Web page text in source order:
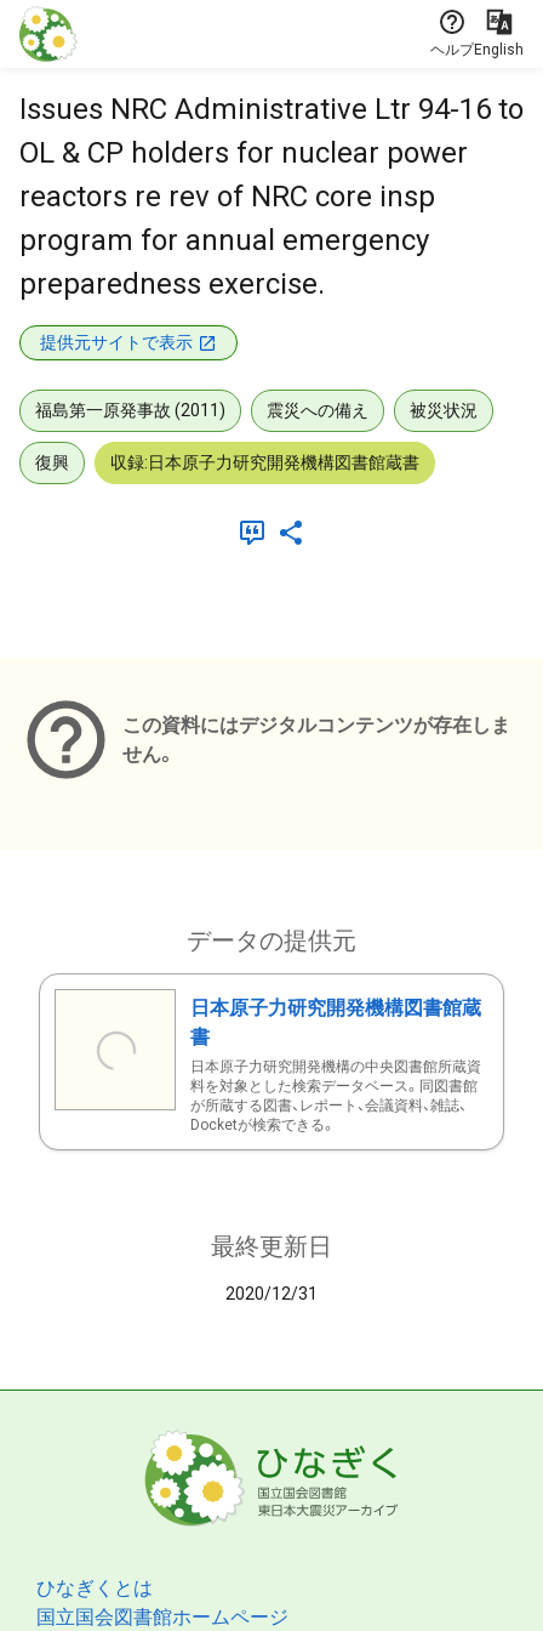
本文に飛ぶ
ヘルプEnglish
Issues NRC Administrative Ltr 94-16 to
OL & CP holders for nuclear power
reactors re rev of NRC core insp
program for annual emergency
preparedness exercise.
提供元サイトで表示
福島第一原発事故 (2011) 震災への備え 被災状況
復興 収録:日本原子力研究開発機構図書館蔵書
この資料にはデジタルコンテンツが存在しま
せん。
データの提供元
日本原子力研究開発機構図書館蔵
書
日本原子力研究開発機構の中央図書館所蔵資
料を対象とした検索データベース。同図書館
が所蔵する図書、レポート、会議資料、雑誌、
Docketが検索できる。
最終更新日
2020/12/31
ひなぎくとは
国立国会図書館ホームページ